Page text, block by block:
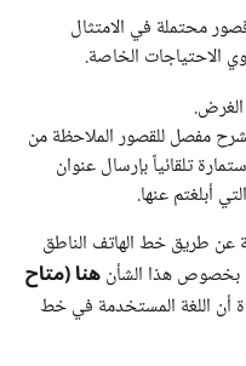
محتملة في الامتثال
الاحتياجات الخاصة.
الغرض.
بشرح مفصل للقصور الملاحظة من
تلقائياً بإرسال عنوان
أبلغتم عنها.
عن طريق خط الهاتف الناطق
بخصوص هذا الشأنهنا (متاح
أن اللغة المستخدمة في خط